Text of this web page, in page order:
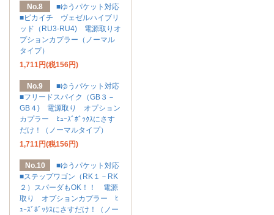
No.8
■ゆうパケット対応
■ピカイチ ヴェゼルハイブリ
ッド（RU3-RU4) 電源取りオ
プションカプラー（ノーマル
タイプ）
1,711円(税156円)
No.9
■ゆうパケット対応
■フリードスパイク（GB３－
GB４) 電源取り オプション
カプラー ﾋｭｰｽﾞﾎﾞｯｸｽにさす
だけ！（ノーマルタイプ）
1,711円(税156円)
No.10
■ゆうパケット対応
■ステップワゴン（RK１－RK
２）スパーダもOK！！ 電源
取り オプションカプラー ﾋ
ｭｰｽﾞﾎﾞｯｸｽにさすだけ！（ノー